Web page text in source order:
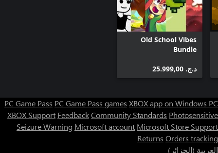
Old School Vibes
Bundle
د.ج.‏ 25.999,00
PC Game Pass PC Game Pass games XBOX app on Windows PC
XBOX Support FeedbackCommunity Standards Photosensitive
Seizure Warning Microsoft account Microsoft Store Support
Returns Orders tracking
العربية (الجزائر)